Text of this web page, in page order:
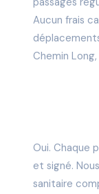
Aucun frais
Chemin
Oui. Chaque
et signé.
sanitaire